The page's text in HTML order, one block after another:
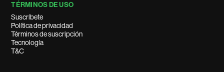
TÉRMINOS DE USO
Suscríbete
Política de privacidad
Términos de suscripción
Tecnología
T&C